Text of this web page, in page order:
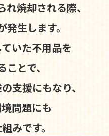
焼却される際、
生します。
いた不用品を
ことで、
支援にもなり、
問題にも
みです。